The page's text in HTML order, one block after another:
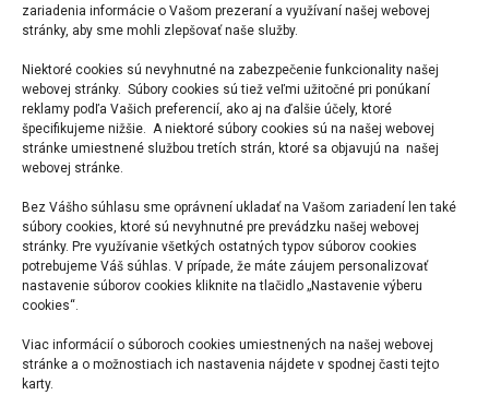
zariadenia informácie o Vašom prezeraní a využívaní našej webovej
stránky, aby sme mohli zlepšovať naše služby.
Niektoré cookies sú nevyhnutné na zabezpečenie funkcionality našej
webovej stránky. Súbory cookies sú tiež veľmi užitočné pri ponúkaní
reklamy podľa Vašich preferencií, ako aj na ďalšie účely, ktoré
špecifikujeme nižšie. A niektoré súbory cookies sú na našej webovej
stránke umiestnené službou tretích strán, ktoré sa objavujú na našej
webovej stránke.
Bez Vášho súhlasu sme oprávnení ukladať na Vašom zariadení len také
súbory cookies, ktoré sú nevyhnutné pre prevádzku našej webovej
stránky. Pre využívanie všetkých ostatných typov súborov cookies
potrebujeme Váš súhlas. V prípade, že máte záujem personalizovať
nastavenie súborov cookies kliknite na tlačidlo „Nastavenie výberu
cookies“.
Viac informácií o súboroch cookies umiestnených na našej webovej
stránke a o možnostiach ich nastavenia nájdete v spodnej časti tejto
karty.
11:00
OpenSite Designer pre BIM
Bentley licencie pre desktop
Bentley licencie pre služby
12:30 — Záver
aby sme Vám mohli rezervovať miesto.